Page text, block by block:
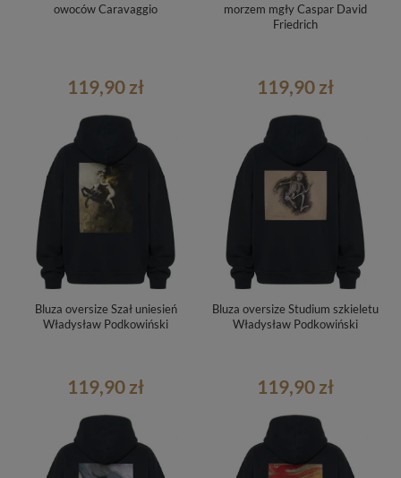
owoców Caravaggio
119,90 zł
morzem mgły Caspar David
Friedrich
119,90 zł
Bluza oversize Szał uniesień
Władysław Podkowiński
119,90 zł
Bluza oversize Studium szkieletu
Władysław Podkowiński
119,90 zł